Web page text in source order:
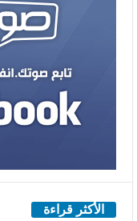
الأكثر قراءة